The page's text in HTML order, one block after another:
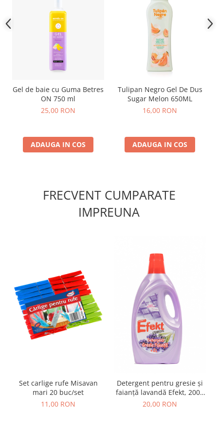
Gel de baie cu Guma Betres
ON 750 ml
25,00 RON
ADAUGA IN COS
Tulipan Negro Gel De Dus
Sugar Melon 650ML
16,00 RON
ADAUGA IN COS
FRECVENT CUMPARATE
IMPREUNA
Set carlige rufe Misavan
mari 20 buc/set
11,00 RON
Detergent pentru gresie și
faianță lavandă Efekt, 2000
ml
20,00 RON